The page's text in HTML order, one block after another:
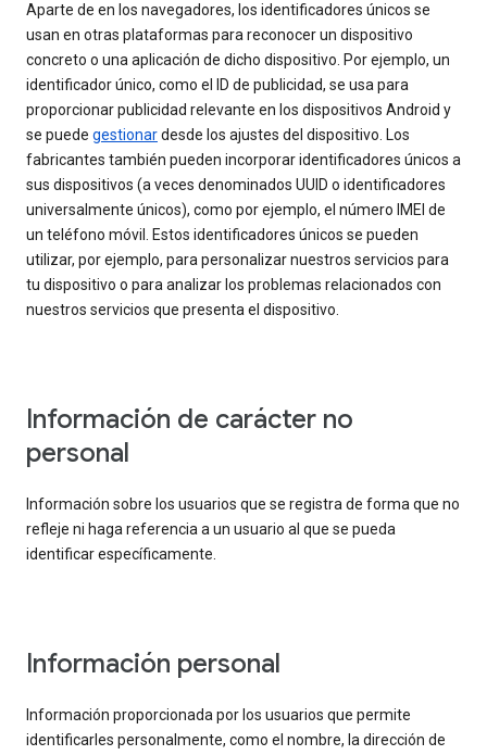
Aparte de en los navegadores, los identificadores únicos se
usan en otras plataformas para reconocer un dispositivo
concreto o una aplicación de dicho dispositivo. Por ejemplo, un
identificador único, como el ID de publicidad, se usa para
proporcionar publicidad relevante en los dispositivos Android y
se puede gestionardesde los ajustes del dispositivo. Los
fabricantes también pueden incorporar identificadores únicos a
sus dispositivos (a veces denominados UUID o identificadores
universalmente únicos), como por ejemplo, el número IMEI de
un teléfono móvil. Estos identificadores únicos se pueden
utilizar, por ejemplo, para personalizar nuestros servicios para
tu dispositivo o para analizar los problemas relacionados con
nuestros servicios que presenta el dispositivo.
Información de carácter no
personal
Información sobre los usuarios que se registra de forma que no
refleje ni haga referencia a un usuario al que se pueda
identificar específicamente.
Información personal
Información proporcionada por los usuarios que permite
identificarles personalmente, como el nombre, la dirección de